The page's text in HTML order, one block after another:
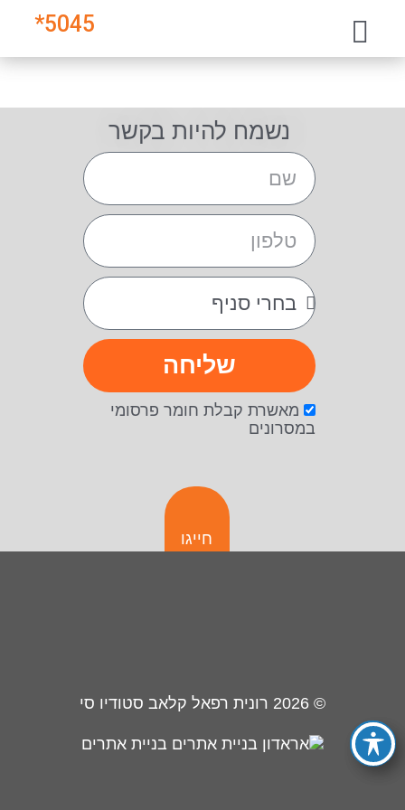
5045
*
נשמח להיות בקשר
מאשרת קבלת חומר פרסומי
במסרונים
שליחה
חייגו
© 2026 רונית רפאל קלאב סטודיו סי
בניית אתרים